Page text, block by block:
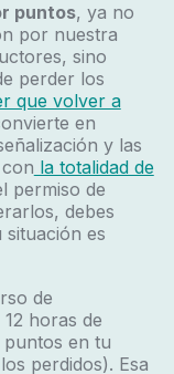
puntos, ya no
por nuestra
sino
perder los
que volver a
en
y las
la totalidad de
permiso de
debes
situación es
de
horas de
en tu
perdidos). Esa